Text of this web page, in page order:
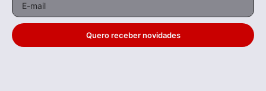
Quero receber novidades